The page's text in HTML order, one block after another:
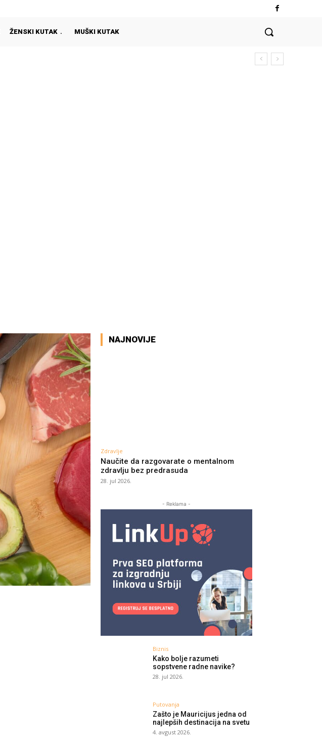
ŽENSKI KUTAK MUŠKI KUTAK
NAJNOVIJE
Zdravlje
Naučite da razgovarate o mentalnom
zdravlju bez predrasuda
28. jul 2026.
- Reklama -
Biznis
Kako bolje razumeti
sopstvene radne navike?
28. jul 2026.
Putovanja
Zašto je Mauricijus jedna od
najlepših destinacija na svetu
4. avgust 2026.